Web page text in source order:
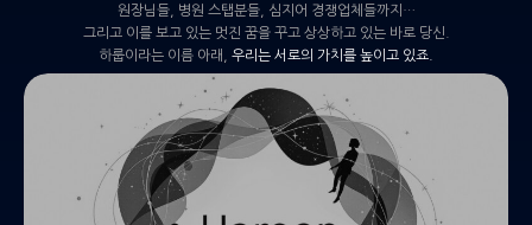
원장님들, 병원 스탭분들, 심지어 경쟁업체들까지…
그리고 이를 보고 있는 멋진 꿈을 꾸고 상상하고 있는 바로 당신.
하룹이라는 이름 아래, 우리는 서로의 가치를 높이고 있죠.